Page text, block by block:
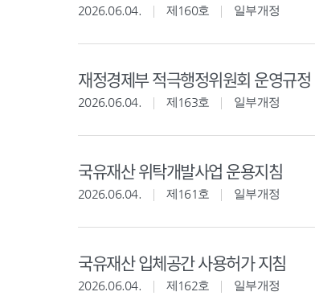
2026.06.04. 제160호 일부개정
재정경제부 적극행정위원회 운영규정
2026.06.04. 제163호 일부개정
국유재산 위탁개발사업 운용지침
2026.06.04. 제161호 일부개정
국유재산 입체공간 사용허가 지침
2026.06.04. 제162호 일부개정